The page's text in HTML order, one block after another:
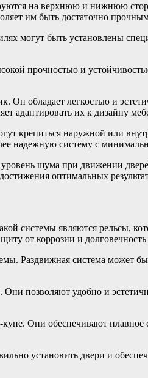
на верхнюю и нижнюю
им быть достаточно
могут быть установлены
прочностью и
обладает легкостью и
адаптировать их к дизайну
крепиться наружной или
надежную систему с
шума при движении
оптимальных
системы являются рельсы,
от коррозии и
Раздвижная система может
позволяют удобно и
Они обеспечивают плавное
установить двери и